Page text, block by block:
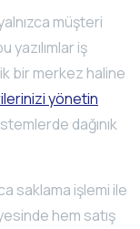
müşteri
yazılımlar iş
bir merkez haline
yönetin
dağınık
saklama işlemi ile
hem satış